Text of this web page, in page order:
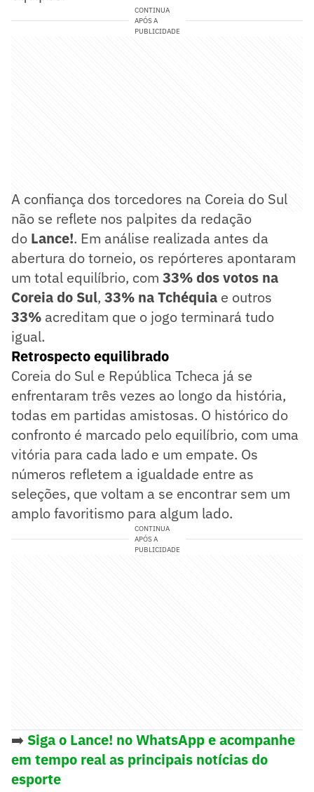
CONTINUA
APÓS A
PUBLICIDADE
A confiança dos torcedores na Coreia do Sul
não se reflete nos palpites da redação
do Lance!. Em análise realizada antes da
abertura do torneio, os repórteres apontaram
um total equilíbrio, com 33% dos votos na
Coreia do Sul, 33% na Tchéquia e outros
33% acreditam que o jogo terminará tudo
igual.
Retrospecto equilibrado
Coreia do Sul e República Tcheca já se
enfrentaram três vezes ao longo da história,
todas em partidas amistosas. O histórico do
confronto é marcado pelo equilíbrio, com uma
vitória para cada lado e um empate. Os
números refletem a igualdade entre as
seleções, que voltam a se encontrar sem um
amplo favoritismo para algum lado.
CONTINUA
APÓS A
PUBLICIDADE
➡️ Siga o Lance! no WhatsApp eacompanhe
em tempo real as principais notícias do
esporte